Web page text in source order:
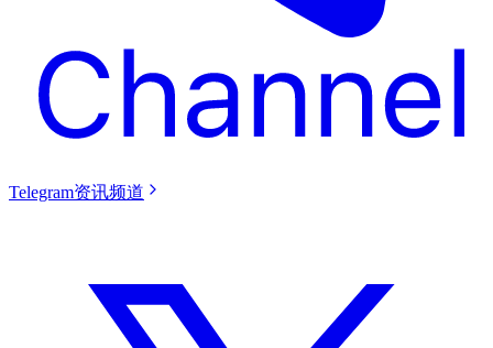
Telegram资讯频道